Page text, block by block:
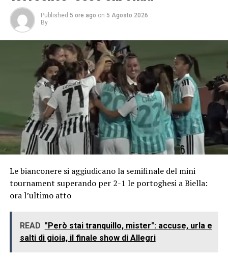
Published 5 ore ago on 5 Agosto 2026
By
Le bianconere si aggiudicano la semifinale del mini
tournament superando per 2-1 le portoghesi a Biella:
ora l’ultimo atto
READ "Però stai tranquillo, mister": accuse, urla e
salti di gioia, il finale show di Allegri